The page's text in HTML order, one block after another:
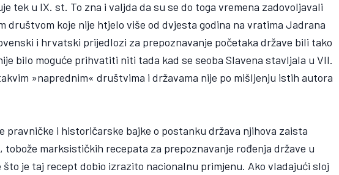
tek u IX. st. To zna i valjda da su se do toga vremena zadovoljavali
društvom koje nije htjelo više od dvjesta godina na vratima Jadrana
i hrvatski prijedlozi za prepoznavanje početaka države bili tako
bilo moguće prihvatiti niti tada kad se seoba Slavena stavljala u VII.
»naprednim« društvima i državama nije po mišljenju istih autora
pravničke i historičarske bajke o postanku država njihova zaista
marksističkih recepata za prepoznavanje rođenja države u
je taj recept dobio izrazito nacionalnu primjenu. Ako vladajući sloj